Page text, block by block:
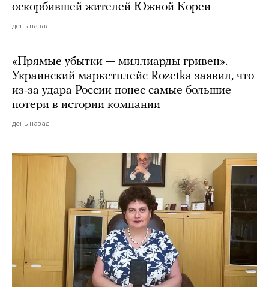
оскорбившей жителей Южной Кореи
день назад
«Прямые убытки — миллиарды гривен».
Украинский маркетплейс Rozetka заявил, что
из-за удара России понес самые большие
потери в истории компании
день назад